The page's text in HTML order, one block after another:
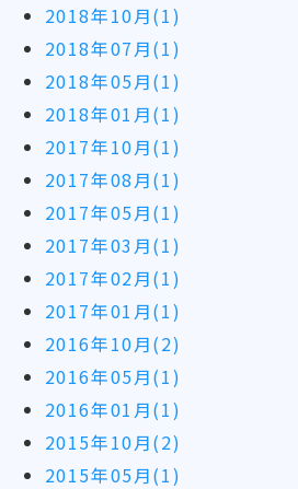
2018年10月(1)
2018年07月(1)
2018年05月(1)
2018年01月(1)
2017年10月(1)
2017年08月(1)
2017年05月(1)
2017年03月(1)
2017年02月(1)
2017年01月(1)
2016年10月(2)
2016年05月(1)
2016年01月(1)
2015年10月(2)
2015年05月(1)